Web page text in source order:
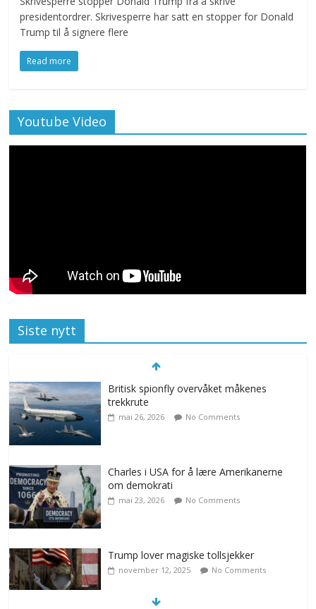
presidentordrer. Skrivesperre har satt en stopper for Donald
Trump til å signere flere
Read more
Youtube Video
Siste nytt
Britisk spionfly overvåket måkenes
trekkrute
mai 26, 2026 No Comments
Charles i USA for å lære Amerikanerne
om demokrati
mai 23, 2026 No Comments
Trump lover magiske tollsjekker
november 12, 2025 No Comments